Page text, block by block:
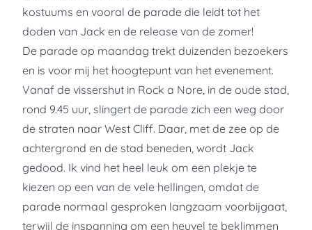
kostuums en vooral de parade die leidt tot het
doden van Jack en de release van de zomer!
De parade op maandag trekt duizenden bezoekers
en is voor mij het hoogtepunt van het evenement.
Vanaf de vissershut in Rock a Nore, in de oude stad,
rond 9.45 uur, slingert de parade zich een weg door
de straten naar West Cliff. Daar, met de zee op de
achtergrond en de stad beneden, wordt Jack
gedood. Ik vind het heel leuk om een ​​plekje te
kiezen op een van de vele hellingen, omdat de
parade normaal gesproken langzaam voorbijgaat,
terwijl de inspanning om een ​​heuvel te beklimmen